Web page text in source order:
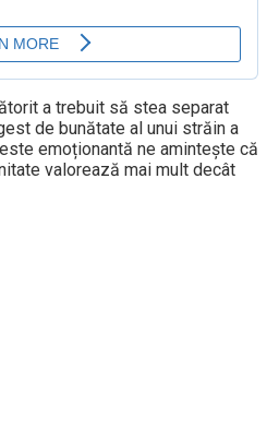
a trebuit să stea separat
de bunătate al unui străin a
emoționantă ne amintește că
valorează mai mult decât